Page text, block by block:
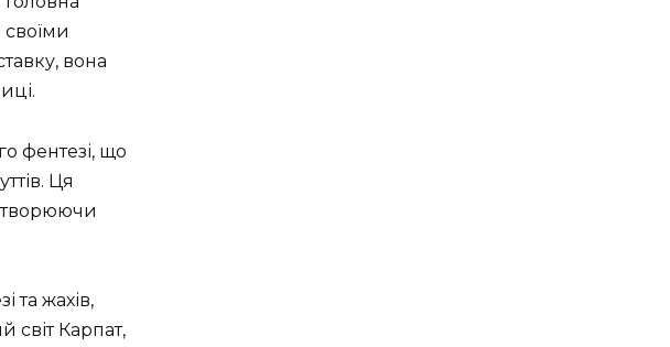
вона
фентезі, що
Ця
та жахів,
світ Карпат,